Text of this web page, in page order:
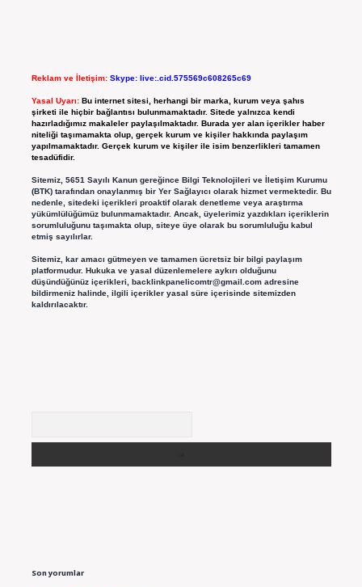
Reklam ve İletişim: Skype: live:.cid.575569c608265c69
Yasal Uyarı: Bu internet sitesi, herhangi bir marka, kurum veya şahıs
şirketi ile hiçbir bağlantısı bulunmamaktadır. Sitede yalnızca kendi
hazırladığımız makaleler paylaşılmaktadır. Burada yer alan içerikler haber
niteliği taşımamakta olup, gerçek kurum ve kişiler hakkında paylaşım
yapılmamaktadır. Gerçek kurum ve kişiler ile isim benzerlikleri tamamen
tesadüfidir.
Sitemiz, 5651 Sayılı Kanun gereğince Bilgi Teknolojileri ve İletişim Kurumu
(BTK) tarafından onaylanmış bir Yer Sağlayıcı olarak hizmet vermektedir. Bu
nedenle, sitedeki içerikleri proaktif olarak denetleme veya araştırma
yükümlülüğümüz bulunmamaktadır. Ancak, üyelerimiz yazdıkları içeriklerin
sorumluluğunu taşımakta olup, siteye üye olarak bu sorumluluğu kabul
etmiş sayılırlar.
Sitemiz, kar amacı gütmeyen ve tamamen ücretsiz bir bilgi paylaşım
platformudur. Hukuka ve yasal düzenlemelere aykırı olduğunu
düşündüğünüz içerikleri, backlinkpanelicomtr@gmail.comadresine
bildirmeniz halinde, ilgili içerikler yasal süre içerisinde sitemizden
kaldırılacaktır.
Son yorumlar